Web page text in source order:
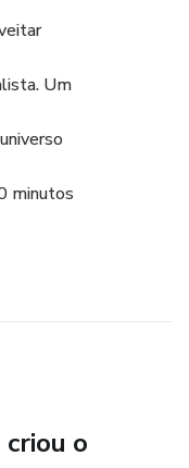
Um
minutos
o